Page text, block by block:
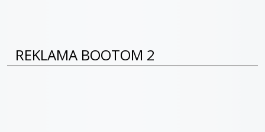
REKLAMA BOOTOM 2